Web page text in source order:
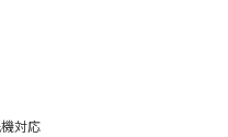
対応